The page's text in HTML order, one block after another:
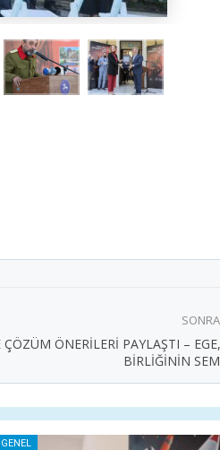
ÇÖZÜM ÖNERİLERİ PAYLAŞTI –
BİRLİĞİNİN
GENEL